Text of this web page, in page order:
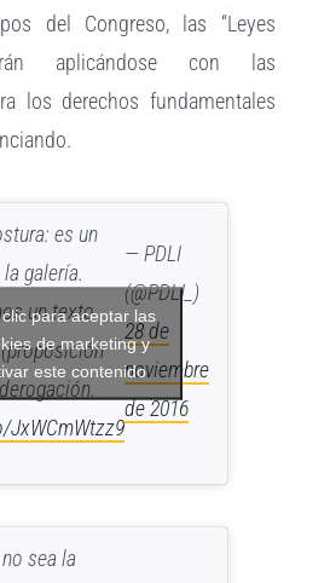
del Congreso, las “Leyes
aplicándose con las
los derechos fundamentales
es un
galería.
un texto
JxWCmWtzz9
— PDLI
(@PDLI_)
28 de
noviembre
de 2016
para aceptar las
de marketing y
este contenido
sea la